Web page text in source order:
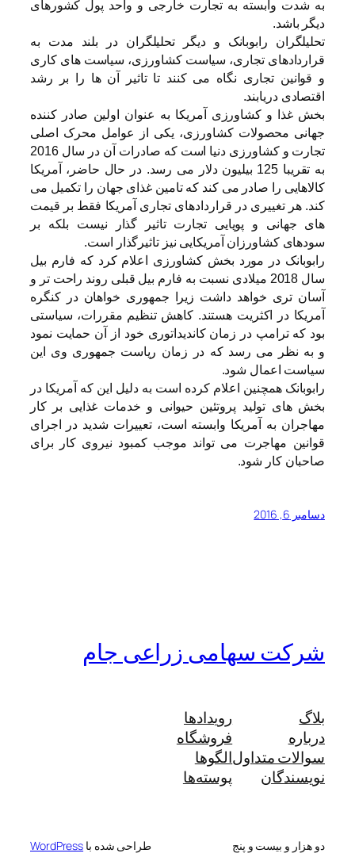
به شدت وابسته به تجارت خارجی و واحد پول کشورهای
دیگر باشد.
تحلیلگران رابوبانک و دیگر تحلیلگران در بلند مدت به
قراردادهای تجاری، سیاست کشاورزی، سیاست های کاری
و قوانین تجاری نگاه می کنند تا تاثیر آن ها را بر رشد
اقتصادی دریابند.
بخش غذا و کشاورزی آمریکا به عنوان اولین صادر کننده
جهانی محصولات کشاورزی، یکی از عوامل محرک اصلی
تجارت و کشاورزی دنیا است که صادرات آن در سال 2016
به تقریبا 125 بیلیون دلار می رسد. در حال حاضر، آمریکا
کالاهایی را صادر می کند که تامین غذای جهان را تکمیل می
کند. هر تغییری در قراردادهای تجاری آمریکا فقط بر قیمت
های جهانی و پویایی تجارت تاثیر گذار نیست بلکه بر
سودهای کشاورزان آمریکایی نیز تاثیرگذار است.
رابوبانک در مورد بخش کشاورزی اعلام کرد که فارم بیل
سال 2018 میلادی نسبت به فارم بیل قبلی روند راحت تر و
آسان تری خواهد داشت زیرا جمهوری خواهان در کنگره
آمریکا در اکثریت هستند. کاهش تنظیم مقررات، سیاستی
بود که ترامپ در زمان کاندیداتوری خود از آن حمایت نمود
و به نظر می رسد که در زمان ریاست جمهوری وی این
سیاست اعمال شود.
رابوبانک همچنین اعلام کرده است به دلیل این که آمریکا در
بخش های تولید پروتئین حیوانی و خدمات غذایی بر کار
مهاجران به آمریکا وابسته است، تعییرات شدید در اجرای
قوانین مهاجرت می تواند موجب کمبود نیروی کار برای
صاحبان کار شود.
دسامبر 6, 2016
شرکت سهامی زراعی جام
بلاگ
درباره
سوالات متداول
نویسندگان
رویدادها
فروشگاه
الگوها
پوسته‌ها
دو هزار و بیست و پنج طراحی شده با WordPress